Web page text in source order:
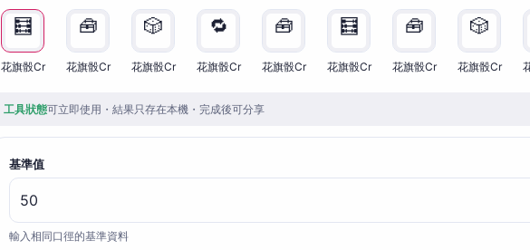
🧮
花旗骰Cr
🧰
花旗骰Cr
🎲
花旗骰Cr
🔁
花旗骰Cr
🧰
花旗骰Cr
🧮
花旗骰Cr
🧰
花旗骰Cr
🎲
花旗骰Cr
工具狀態可立即使用・結果只存在本機・完成後可分享
基準值
輸入相同口徑的基準資料